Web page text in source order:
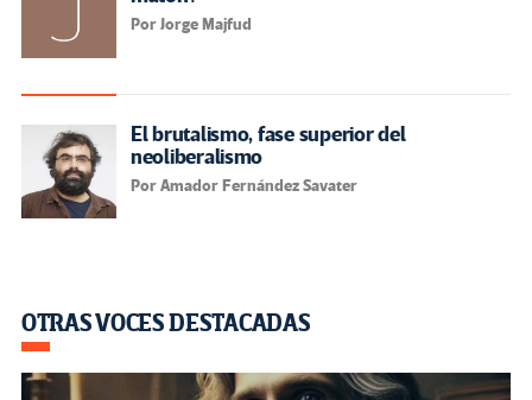
Por Jorge Majfud
El brutalismo, fase superior del
neoliberalismo
Por Amador Fernández Savater
OTRAS VOCES DESTACADAS